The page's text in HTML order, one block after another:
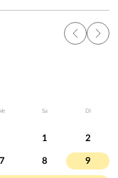
Ve Sa Di
1 2
7 8 9